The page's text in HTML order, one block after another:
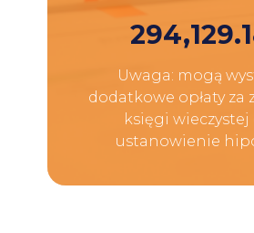
Uwaga: mogą
dodatkowe opłaty za
księgi wieczystej
ustanowienie